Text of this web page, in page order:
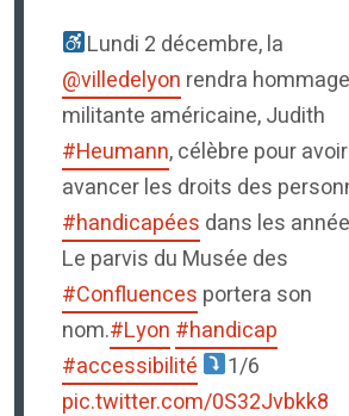
Lundi 2 décembre, la
@villedelyon rendra
militante américaine, Judith
#Heumann, célèbre pour
avancer les droits des
#handicapées dans les
Le parvis du Musée des
#Confluences portera son
nom.#Lyon #handicap
#accessibilité
1/6
pic.twitter.com/0S32Jvbkk8